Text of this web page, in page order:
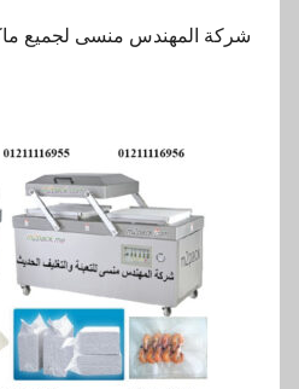
شركة المهندس منسى لجميع